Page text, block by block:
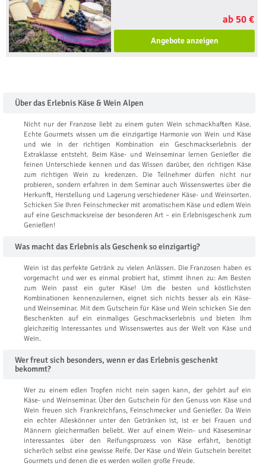
ab 50 €
Angebote anzeigen
Über das Erlebnis Käse & Wein Alpen
Nicht nur der Franzose liebt zu einem guten Wein schmackhaften Käse.
Echte Gourmets wissen um die einzigartige Harmonie von Wein und Käse
und wie in der richtigen Kombination ein Geschmackserlebnis der
Extraklasse entsteht. Beim Käse- und Weinseminar lernen Genießer die
feinen Unterschiede kennen und das Wissen darüber, den richtigen Käse
zum richtigen Wein zu kredenzen. Die Teilnehmer dürfen nicht nur
probieren, sondern erfahren in dem Seminar auch Wissenswertes über die
Herkunft, Herstellung und Lagerung verschiedener Käse- und Weinsorten.
Schicken Sie Ihren Feinschmecker mit aromatischem Käse und edlem Wein
auf eine Geschmacksreise der besonderen Art – ein Erlebnisgeschenk zum
Genießen!
Was macht das Erlebnis als Geschenk so einzigartig?
Wein ist das perfekte Getränk zu vielen Anlässen. Die Franzosen haben es
vorgemacht und wer es einmal probiert hat, stimmt ihnen zu: Am Besten
zum Wein passt ein guter Käse! Um die besten und köstlichsten
Kombinationen kennenzulernen, eignet sich nichts besser als ein Käse-
und Weinseminar. Mit dem Gutschein für Käse und Wein schicken Sie den
Beschenkten auf ein einmaliges Geschmackserlebnis und bieten Ihm
gleichzeitig Interessantes und Wissenswertes aus der Welt von Käse und
Wein.
Wer freut sich besonders, wenn er das Erlebnis geschenkt
bekommt?
Wer zu einem edlen Tropfen nicht nein sagen kann, der gehört auf ein
Käse- und Weinseminar. Über den Gutschein für den Genuss von Käse und
Wein freuen sich Frankreichfans, Feinschmecker und Genießer. Da Wein
ein echter Alleskönner unter den Getränken ist, ist er bei Frauen und
Männern gleichermaßen beliebt. Wer auf einem Wein- und Käseseminar
interessantes über den Reifungsprozess von Käse erfährt, benötigt
sicherlich selbst eine gewisse Reife. Der Käse und Wein Gutschein bereitet
Gourmets und denen die es werden wollen große Freude.